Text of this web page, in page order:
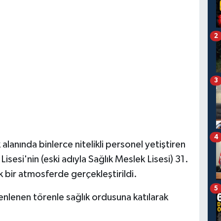
alanında binlerce nitelikli personel yetiştiren
(eski adıyla Sağlık Meslek Lisesi) 31.
bir atmosferde gerçekleştirildi.
törenle sağlık ordusuna katılarak
2
3
4
5